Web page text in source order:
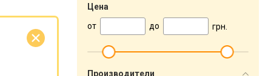
Цена
от
до грн.
Производители